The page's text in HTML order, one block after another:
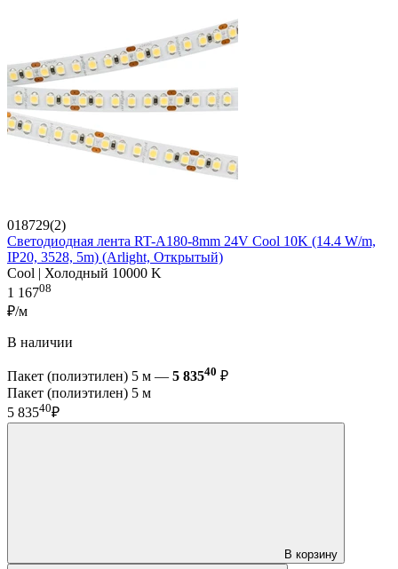
018729(2)
Светодиодная лента RT-A180-8mm 24V Cool 10K (14.4 W/m,
IP20, 3528, 5m) (Arlight, Открытый)
Cool | Холодный 10000 K
1 16708
₽/м
В наличии
Пакет (полиэтилен) 5 м — 5 83540 ₽
Пакет (полиэтилен) 5 м
5 83540₽
В корзину